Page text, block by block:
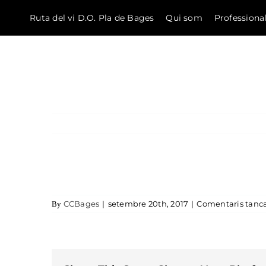
Ruta del vi D.O. Pla de Bages Qui som
By CCBages | setembre 20th, 2017 | Comentaris